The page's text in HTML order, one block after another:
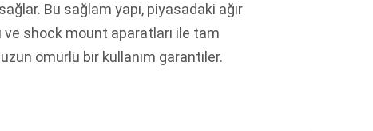
Bu sağlam yapı, piyasadaki ağır
shock mount aparatları ile tam
ömürlü bir kullanım garantiler.